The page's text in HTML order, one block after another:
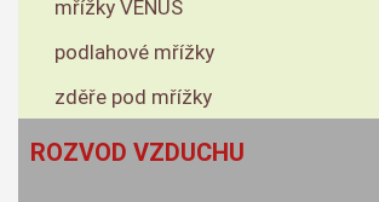
mřížky VENUS
podlahové mřížky
zděře pod mřížky
ROZVOD VZDUCHU